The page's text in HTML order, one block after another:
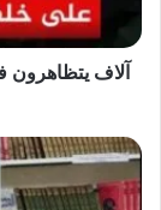
آلاف يتظاهرون